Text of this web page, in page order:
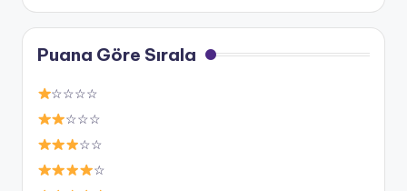
Puana Göre Sırala
☆☆☆☆
☆☆☆
☆☆
☆